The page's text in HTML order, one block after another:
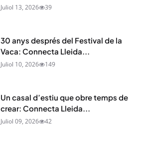
Juliol 13, 2026 39
30 anys després del Festival de la
Vaca: Connecta Lleida...
Juliol 10, 2026 149
Un casal d’estiu que obre temps de
crear: Connecta Lleida...
Juliol 09, 2026 42